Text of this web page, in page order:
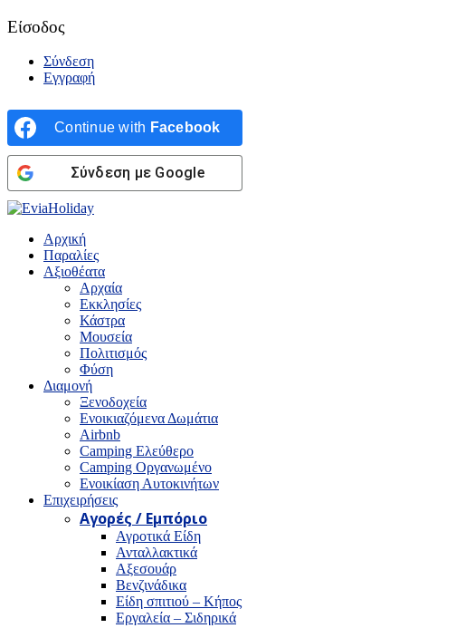
Είσοδος
Σύνδεση
Εγγραφή
Continue with Facebook
Σύνδεση με Google
Αρχική
Παραλίες
Αξιοθέατα
Αρχαία
Εκκλησίες
Κάστρα
Μουσεία
Πολιτισμός
Φύση
Διαμονή
Ξενοδοχεία
Ενοικιαζόμενα Δωμάτια
Airbnb
Camping Ελεύθερο
Camping Οργανωμένο
Ενοικίαση Αυτοκινήτων
Επιχειρήσεις
Αγορές / Εμπόριο
Αγροτικά Είδη
Ανταλλακτικά
Αξεσουάρ
Βενζινάδικα
Είδη σπιτιού – Κήπος
Εργαλεία – Σιδηρικά